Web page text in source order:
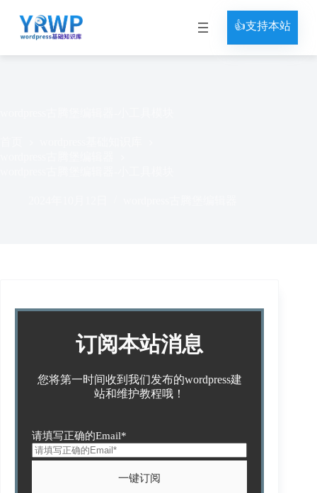
👍支持本站
订阅本站消息
您将第一时间收到我们发布的wordpress建
站和维护教程哦！
请填写正确的Email*